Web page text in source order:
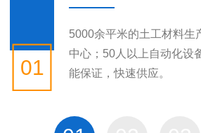
01
5000余平米的土工材料生
中心；50人以上自动化设
能保证，快速供应。